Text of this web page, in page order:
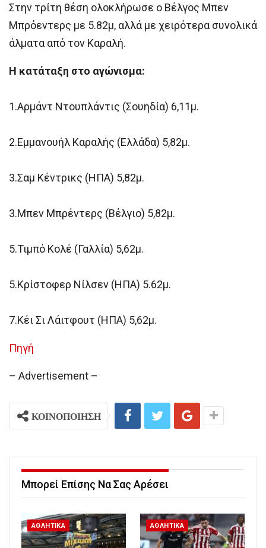
Στην τρίτη θέση ολοκλήρωσε ο Βέλγος Μπεν
Μπρόεντερς με 5.82μ, αλλά με χειρότερα συνολικά
άλματα από τον Καραλή.
Η κατάταξη στο αγώνισμα:
1.Αρμάντ Ντουπλάντις (Σουηδία) 6,11μ.
2.Εμμανουήλ Καραλής (Ελλάδα) 5,82μ.
3.Σαμ Κέντρικς (ΗΠΑ) 5,82μ.
3.Μπεν Μπρέντερς (Βέλγιο) 5,82μ.
5.Τιμπό Κολέ (Γαλλία) 5,62μ.
5.Κρίστοφερ Νίλσεν (ΗΠΑ) 5.62μ.
7.Κέι Σι Λάιτφουτ (ΗΠΑ) 5,62μ.
Πηγή
– Advertisement –
ΚΟΙΝΟΠΟΙΗΣΗ
Μπορεί Επίσης Να Σας Αρέσει
ΑΘΛΗΤΙΚΑ ΑΘΛΗΤΙΚΑ